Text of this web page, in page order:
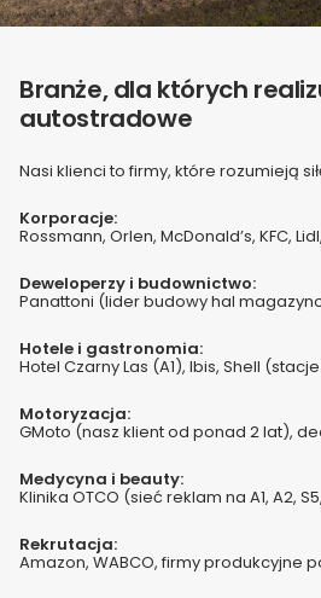
Branże, dla których
autostradowe
Nasi klienci to firmy, które rozumieją
Korporacje:
Rossmann, Orlen, McDonald’s, KFC,
Deweloperzy i budownictwo:
Panattoni (lider budowy hal
Hotele i gastronomia:
Hotel Czarny Las (A1), Ibis, Shell
Motoryzacja:
GMoto (nasz klient od ponad 2 lat),
Medycyna i beauty:
Klinika OTCO (sieć reklam na A1, A2,
Rekrutacja:
Amazon, WABCO, firmy produkcyjne